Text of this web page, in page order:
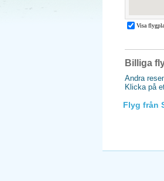
Billiga
Andra
Klicka på
Flyg från